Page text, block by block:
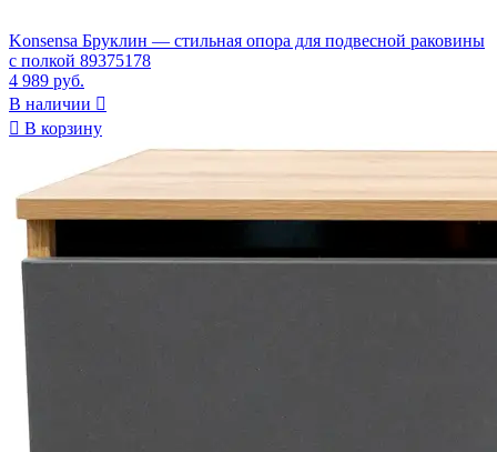
Konsensa Бруклин — стильная опора для подвесной раковины
с полкой 89375178
4 989 руб.
В наличии 
 В корзину